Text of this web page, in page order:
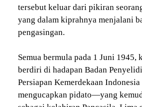
tersebut keluar dari pikiran
yang dalam kiprahnya menjalani
pengasingan.
Semua bermula pada 1 Juni 1945,
berdiri di hadapan Badan
Persiapan Kemerdekaan Indonesia
mengucapkan pidato—yang